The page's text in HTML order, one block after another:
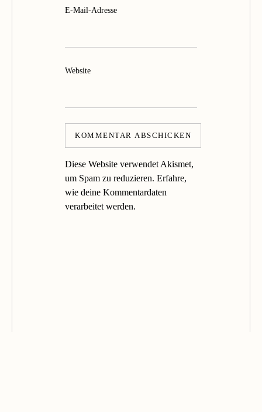
E-Mail-Adresse
Website
Diese Website verwendet Akismet,
um Spam zu reduzieren. Erfahre,
wie deine Kommentardaten
verarbeitet werden.